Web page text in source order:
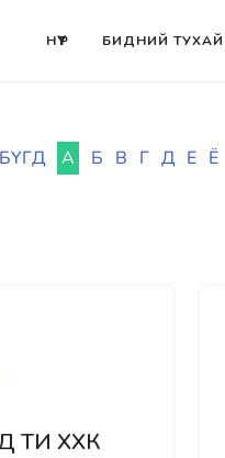
НҮҮР БИДНИЙ ТУХАЙ
БҮГД А Б В Г Д Е Ё
ТИ ХХК